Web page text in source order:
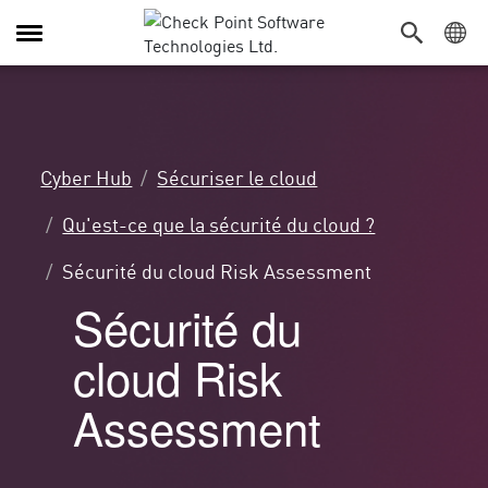
Navigation
dans
Cyber Hub
Sécuriser le cloud
Qu'est-ce que la sécurité du cloud ?
Sécurité du cloud Risk Assessment
Sécurité du
cloud Risk
Assessment